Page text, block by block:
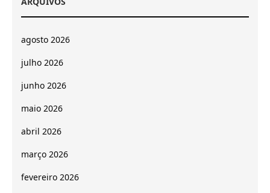
agosto 2026
julho 2026
junho 2026
maio 2026
abril 2026
março 2026
fevereiro 2026